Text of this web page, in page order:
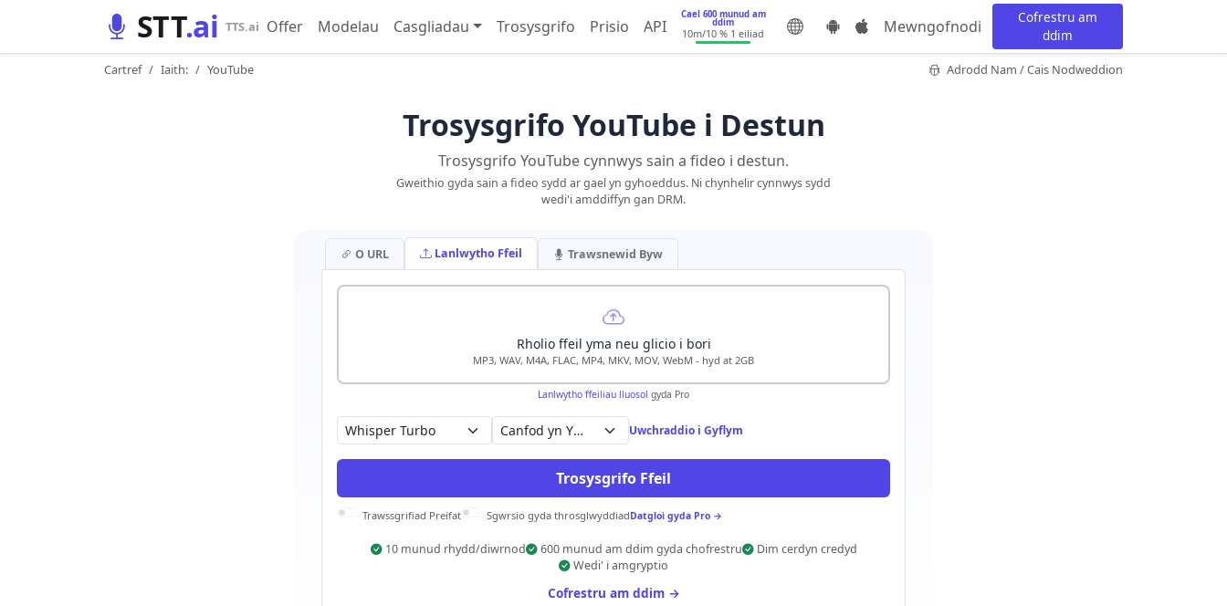
STT.ai TTS.ai Offer Modelau Casgliadau Trosysgrifo Prisio API
Cael 600 munud am
ddim
10m/10 % 1 eiliad Mewngofnodi
Cofrestru am
ddim
Cartref Iaith: YouTube Adrodd Nam / Cais Nodweddion
Trosysgrifo YouTube i Destun
Trosysgrifo YouTube cynnwys sain a fideo i destun.
Gweithio gyda sain a fideo sydd ar gael yn gyhoeddus. Ni chynhelir cynnwys sydd
wedi'i amddiffyn gan DRM.
O URL Lanlwytho Ffeil Trawsnewid Byw
Rholio ffeil yma neu glicio i bori
MP3, WAV, M4A, FLAC, MP4, MKV, MOV, WebM - hyd at 2GB
Lanlwytho ffeiliau lluosol gyda Pro
Canfod yn YmysgogolUwchraddio i Gyflym
Trosysgrifo Ffeil
Trawssgrifiad Preifat Sgwrsio gyda throsglwyddiadDatgloi gyda Pro →
10 munud rhydd/diwrnod 600 munud am ddim gyda chofrestru
Dim cerdyn credyd
Wedi' i amgryptio
Cofrestru am ddim →